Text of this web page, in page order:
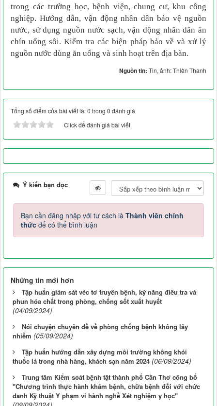
trong các trường học, bệnh viện, chung cư, khu công
nghiệp. Hướng dẫn, vận động nhân dân bảo vệ nguồn
nước, sử dụng nguồn nước sạch, vận động nhân dân ăn
chín uống sôi. Kiểm tra các biện pháp bảo về và xử lý
nguồn nước dùng ăn uống và sinh hoạt trên địa bàn.
Nguồn tin: Tin, ảnh: Thiên Thanh
Tổng số điểm của bài viết là: 0 trong 0 đánh giá
Click để đánh giá bài viết
Ý kiến bạn đọc
Bạn cần đăng nhập với tư cách là Thành viên chính
thức để có thể bình luận
Những tin mới hơn
Tập huấn giám sát véc tơ truyền bệnh, kỹ năng điều tra và
phun hóa chất trong phòng, chống sốt xuất huyết
(04/09/2024)
Nói chuyện chuyên đề về phòng chống bệnh không lây
nhiễm (05/09/2024)
Tập huấn hướng dẫn xây dựng môi trường không khói
thuốc lá trong nhà hàng, khách sạn năm 2024 (06/09/2024)
Trung tâm Kiểm soát bệnh tật thành phố Cần Thơ công bố
"Chương trình thực hành khám bệnh, chữa bệnh đối với chức
danh Kỹ thuật Y phạm vi hành nghề Xét nghiệm y học"